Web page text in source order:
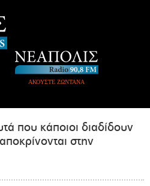
ΑΚΟΥΣΤΕ ΖΩΝΤΑΝΑ
που κάποιοι διαδίδουν
στην